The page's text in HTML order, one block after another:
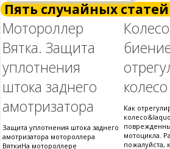
Пять случайных
Мотороллер
Вятка. Защита
уплотнения
штока заднего
амотризатора
Защита уплотнения штока заднего
амотризатора мотороллера
ВяткиНа мотороллере
колесо
Как
мотоцикла.
пожалуйста,